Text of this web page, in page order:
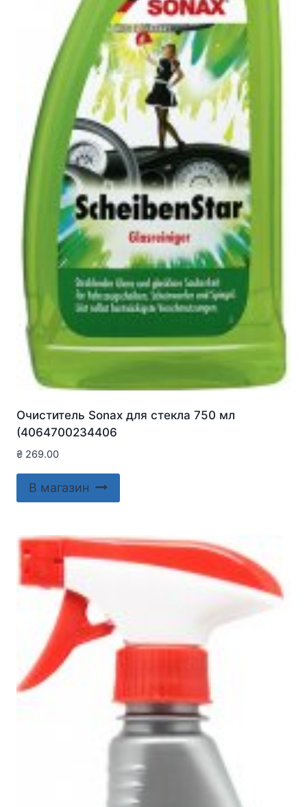
Очиститель Sonax для стекла 750 мл
(4064700234406
₴ 269.00
В магазин